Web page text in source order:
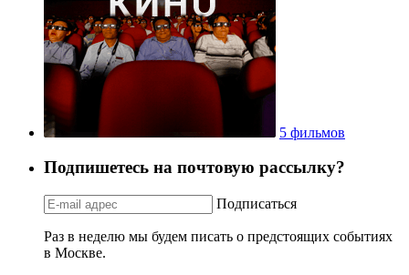
5 фильмов
Подпишетесь на почтовую рассылку?
Подписаться
Раз в неделю мы будем писать о предстоящих событиях
в Москве.